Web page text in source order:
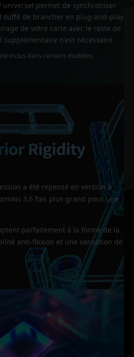
universel permet de synchroniser
suffit de brancher en plug-and-play
de votre carte avec le reste de
supplémentaire n'est nécessaire.
inclus dans certains modèles.
a été repensé en version à
3,6 fois plus grand pour une
parfaitement à la forme de la
anti-flexion et une sensation de